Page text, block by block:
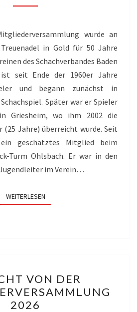
ROLAND
wurde an
in Gold für 50 Jahre
des Schachverbandes Baden
seit Ende der 1960er Jahre
und begann zunächst in
Später war er Spieler
Griesheim, wo ihm 2002 die
(25 Jahre) überreicht wurde. Seit
geschätztes Mitglied beim
Turm Ohlsbach. Er war in den
Jugendleiter im Verein…
WEITERLESENWEITERLESEN
VON
DER
VON DER
2026